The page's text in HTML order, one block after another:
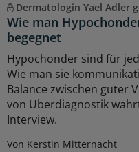
Dermatologin Yael Adler
Wie man
begegnet
Hypochonder sind für
Wie man sie
Balance zwischen guter
von Überdiagnostik
Interview.
Von Kerstin Mitternacht